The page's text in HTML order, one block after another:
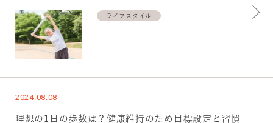
ライフスタイル
2024.08.08
理想の1日の歩数は？健康維持のため目標設定と習慣